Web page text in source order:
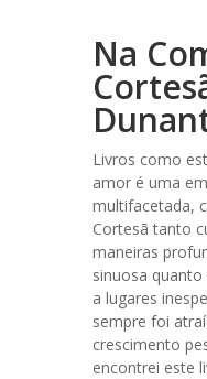
Na
Livros como
amor é uma
multifacetada,
Cortesã tanto
maneiras
sinuosa
a lugares
sempre foi
crescimento
encontrei este